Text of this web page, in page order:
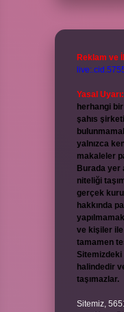
Reklam ve
Yasal Uyarı:
herhangi
şahıs
yalnızca
makaleler
Burada yer
niteliği
gerçek
hakkında
ve kişiler
tamamen
halindedir
taşımazlar.
Sitemiz,